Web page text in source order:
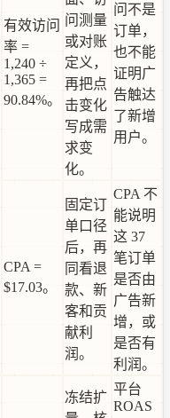
有效访问
率 =
1,240 ÷
1,365 =
90.84%。
问测量
或对账
定义，
再把点
击变化
写成需
求变
化。
问不是
订单，
也不能
证明广
告触达
了新增
用户。
CPA =
$17.03。
固定订
单口径
后，再
同看退
款、新
客和贡
献利
润。
CPA 不
能说明
这 37
笔订单
是否由
广告新
增，或
是否有
利润。
冻结扩
平台
ROAS